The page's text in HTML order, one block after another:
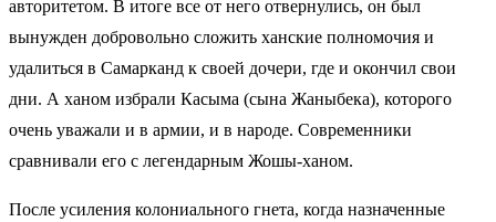
авторитетом. В итоге все от него отвернулись, он был
вынужден добровольно сложить ханские полномочия и
удалиться в Самарканд к своей дочери, где и окончил свои
дни. А ханом избрали Касыма (сына Жаныбека), которого
очень уважали и в армии, и в народе. Современники
сравнивали его с легендарным Жошы-ханом.
После усиления колониального гнета, когда назначенные